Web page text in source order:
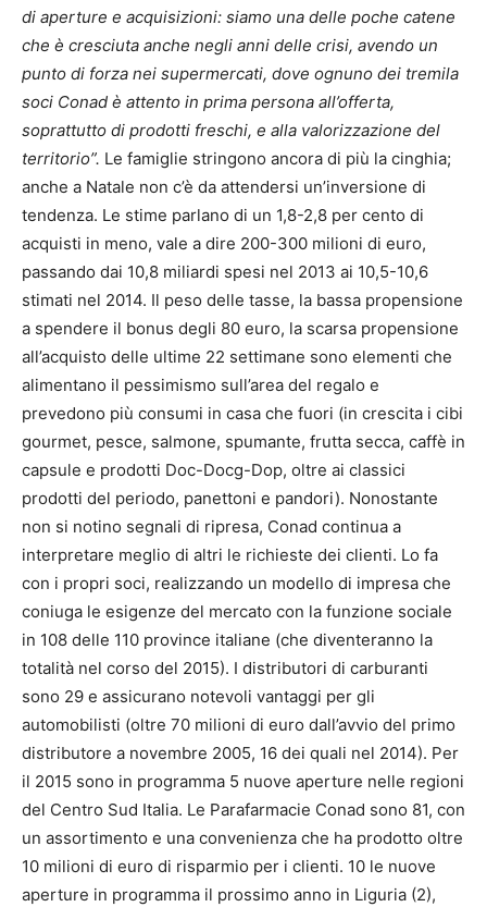
di aperture e acquisizioni: siamo una delle poche catene
che è cresciuta anche negli anni delle crisi, avendo un
punto di forza nei supermercati, dove ognuno dei tremila
soci Conad è attento in prima persona all’offerta,
soprattutto di prodotti freschi, e alla valorizzazione del
territorio”. Le famiglie stringono ancora di più la cinghia;
anche a Natale non c’è da attendersi un’inversione di
tendenza. Le stime parlano di un 1,8-2,8 per cento di
acquisti in meno, vale a dire 200-300 milioni di euro,
passando dai 10,8 miliardi spesi nel 2013 ai 10,5-10,6
stimati nel 2014. Il peso delle tasse, la bassa propensione
a spendere il bonus degli 80 euro, la scarsa propensione
all’acquisto delle ultime 22 settimane sono elementi che
alimentano il pessimismo sull’area del regalo e
prevedono più consumi in casa che fuori (in crescita i cibi
gourmet, pesce, salmone, spumante, frutta secca, caffè in
capsule e prodotti Doc-Docg-Dop, oltre ai classici
prodotti del periodo, panettoni e pandori). Nonostante
non si notino segnali di ripresa, Conad continua a
interpretare meglio di altri le richieste dei clienti. Lo fa
con i propri soci, realizzando un modello di impresa che
coniuga le esigenze del mercato con la funzione sociale
in 108 delle 110 province italiane (che diventeranno la
totalità nel corso del 2015). I distributori di carburanti
sono 29 e assicurano notevoli vantaggi per gli
automobilisti (oltre 70 milioni di euro dall’avvio del primo
distributore a novembre 2005, 16 dei quali nel 2014). Per
il 2015 sono in programma 5 nuove aperture nelle regioni
del Centro Sud Italia. Le Parafarmacie Conad sono 81, con
un assortimento e una convenienza che ha prodotto oltre
10 milioni di euro di risparmio per i clienti. 10 le nuove
aperture in programma il prossimo anno in Liguria (2),